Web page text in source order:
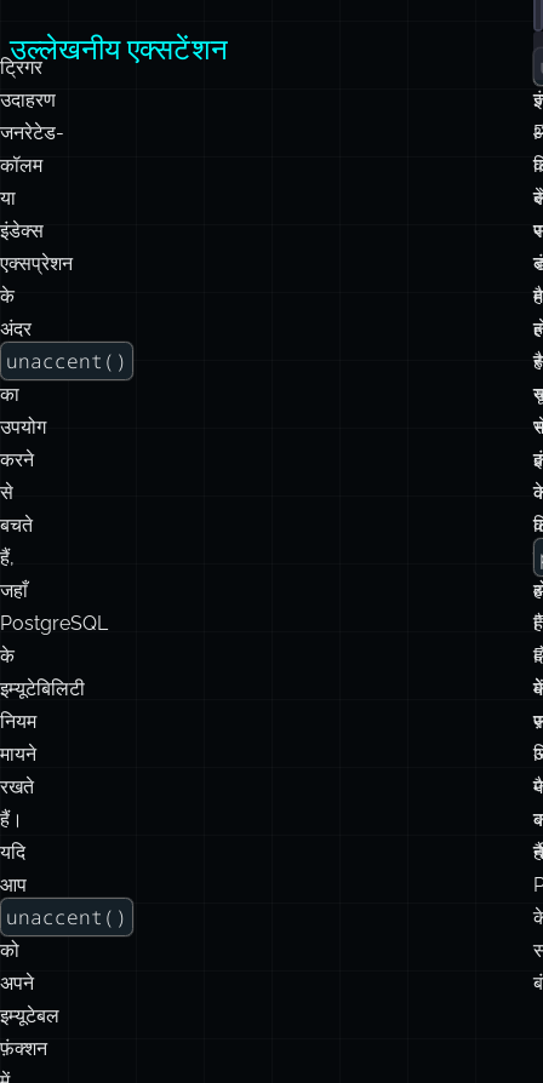
ट्रिगर
उदाहरण
जनरेटेड-
कॉलम
या
इंडेक्स
एक्सप्रेशन
के
अंदर
unaccent()
का
उपयोग
करने
से
बचते
हैं,
जहाँ
PostgreSQL
के
इम्यूटेबिलिटी
नियम
मायने
रखते
हैं।
यदि
आप
unaccent()
को
अपने
इम्यूटेबल
फ़ंक्शन
उल्लेखनीय एक्सटेंशन
है
में